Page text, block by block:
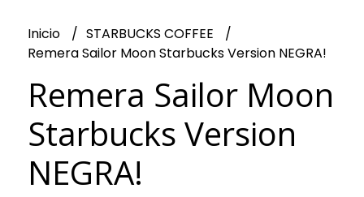
Inicio
STARBUCKS COFFEE
Remera Sailor Moon Starbucks Version NEGRA!
Remera Sailor Moon
Starbucks Version
NEGRA!